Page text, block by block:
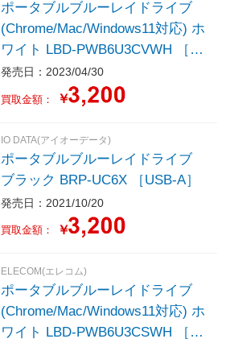
ポータブルブルーレイドライブ
(Chrome/Mac/Windows11対応) ホ
ワイト LBD-PWB6U3CVWH ［U
SB-A／USB-C］
発売日：2023/04/30
買取金額： ￥
IO DATA(アイオーデータ)
ポータブルブルーレイドライブ
ブラック BRP-UC6X ［USB-A］
発売日：2021/10/20
買取金額： ￥
ELECOM(エレコム)
ポータブルブルーレイドライブ
(Chrome/Mac/Windows11対応) ホ
ワイト LBD-PWB6U3CSWH ［U